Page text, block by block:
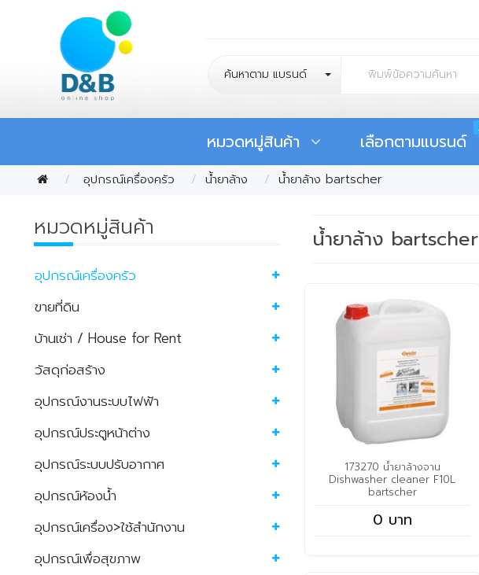
ค้นหาตาม แบรนด์
หมวดหมู่สินค้า เลือกตามแบรนด์
อุปกรณ์เครื่องครัว น้ำยาล้าง น้ำยาล้าง bartscher
หมวดหมู่สินค้า
อุปกรณ์เครื่องครัว
ขายที่ดิน
บ้านเช่า / House for Rent
วัสดุก่อสร้าง
อุปกรณ์งานระบบไฟฟ้า
อุปกรณ์ประตูหน้าต่าง
อุปกรณ์ระบบปรับอากาศ
อุปกรณ์ห้องน้ำ
อุปกรณ์เครื่อง>ใช้สำนักงาน
อุปกรณ์เพื่อสุขภาพ
น้ำยาล้าง bartscher
173270 น้ำยาล้างจาน
Dishwasher cleaner F10L
bartscher
0 บาท